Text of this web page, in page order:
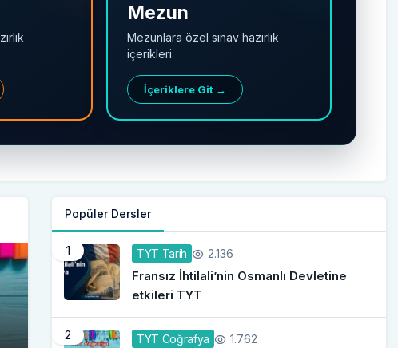
Mezun
Mezunlara özel sınav hazırlık
içerikleri.
İçeriklere Git →
Popüler Dersler
1 TYT Tarih 2.136
Fransız İhtilali’nin Osmanlı Devletine
etkileri TYT
2 TYT Coğrafya 1.762